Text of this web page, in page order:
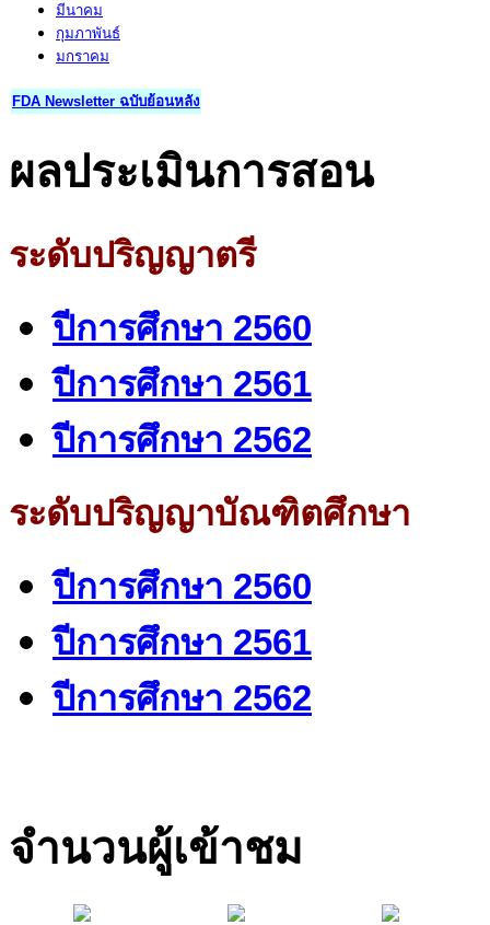
มีนาคม
กุมภาพันธ์
มกราคม
FDA Newsletter ฉบับย้อนหลัง
ผลประเมินการสอน
ระดับปริญญาตรี
ปีการศึกษา 2560
ปีการศึกษา 2561
ปีการศึกษา 2562
ระดับปริญญาบัณฑิตศึกษา
ปีการศึกษา 2560
ปีการศึกษา 2561
ปีการศึกษา 2562
จำนวนผู้เข้าชม